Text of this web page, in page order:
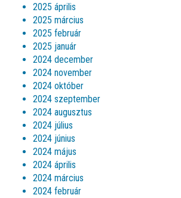
2025 április
2025 március
2025 február
2025 január
2024 december
2024 november
2024 október
2024 szeptember
2024 augusztus
2024 július
2024 június
2024 május
2024 április
2024 március
2024 február